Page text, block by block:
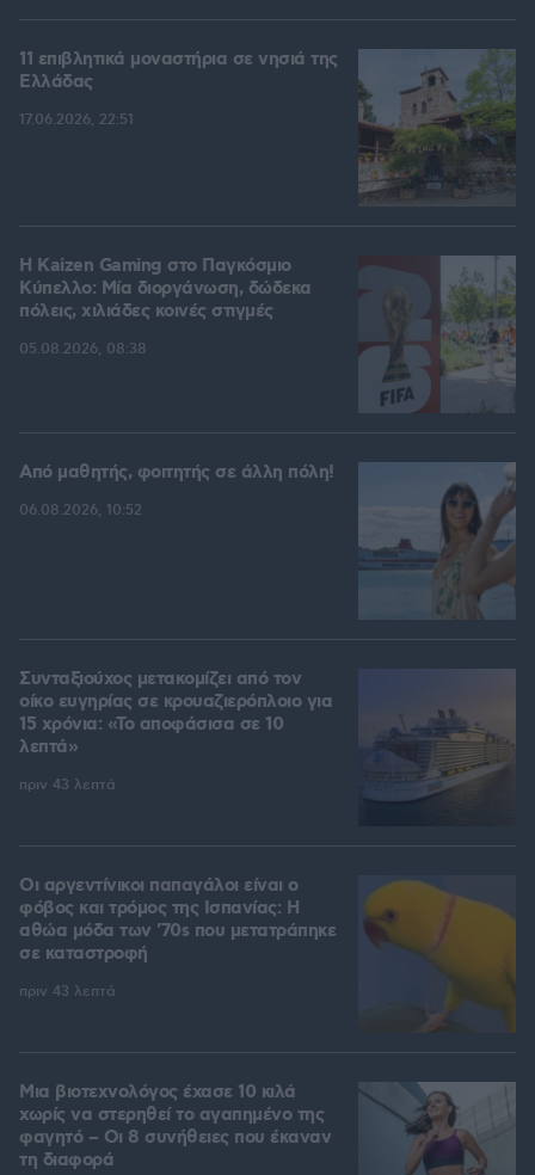
11 επιβλητικά μοναστήρια σε νησιά της
Ελλάδας
17.06.2026, 22:51
H Kaizen Gaming στο Παγκόσμιο
Kύπελλο: Μία διοργάνωση, δώδεκα
πόλεις, χιλιάδες κοινές στιγμές
05.08.2026, 08:38
Από μαθητής, φοιτητής σε άλλη πόλη!
06.08.2026, 10:52
Συνταξιούχος μετακομίζει από τον
οίκο ευγηρίας σε κρουαζιερόπλοιο για
15 χρόνια: «Το αποφάσισα σε 10
λεπτά»
πριν 43 λεπτά
Οι αργεντίνικοι παπαγάλοι είναι ο
φόβος και τρόμος της Ισπανίας: Η
αθώα μόδα των '70s που μετατράπηκε
σε καταστροφή
πριν 43 λεπτά
Μια βιοτεχνολόγος έχασε 10 κιλά
χωρίς να στερηθεί το αγαπημένο της
φαγητό – Οι 8 συνήθειες που έκαναν
τη διαφορά